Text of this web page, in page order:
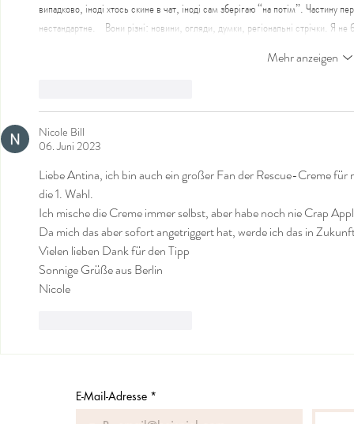
випадково, іноді хтось скине в чат, іноді сам зберігаю “на потім”.
нестандартне.    Вони різні: новини, огляди, думки, регіональні стрічки. Я
Mehr anzeigen
Nicole Bill
06. Juni 2023
Liebe Antina, ich bin auch ein großer Fan der Rescue-Creme
die 1. Wahl.
Ich mische die Creme immer selbst, aber habe noch nie Crap
Da mich das aber sofort angetriggert hat, werde ich das in
Vielen lieben Dank für den Tipp
Sonnige Grüße aus Berlin
Nicole
E-Mail-Adresse *